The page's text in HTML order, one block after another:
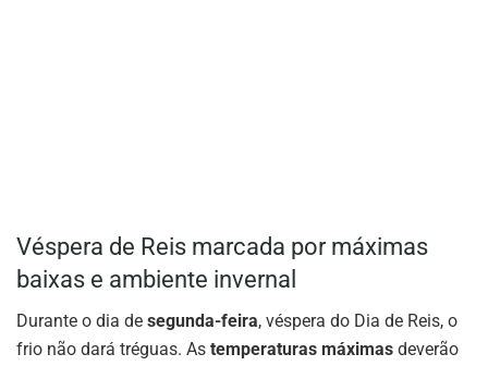
Véspera de Reis marcada por máximas
baixas e ambiente invernal
Durante o dia de segunda-feira, véspera do Dia de Reis, o
frio não dará tréguas. As temperaturas máximas deverão